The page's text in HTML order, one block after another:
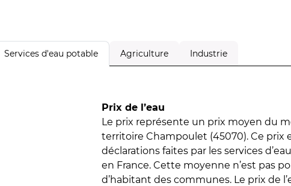
Services d'eau potable Agriculture Industrie
Prix de l’eau
Le prix représente un prix moyen du
territoire Champoulet (45070). Ce prix
déclarations faites par les services
en France. Cette moyenne n’est pas
d’habitant des communes. Le prix de